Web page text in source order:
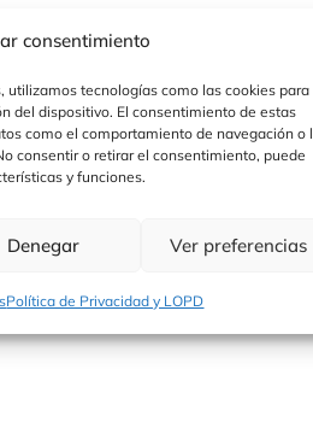
consentimiento
utilizamos tecnologías como las cookies para
del dispositivo. El consentimiento de estas
como el comportamiento de navegación o
consentir o retirar el consentimiento, puede
y funciones.
Denegar Ver preferencias
Política de Privacidad y LOPD
ideal para cualquier ocasión.
juegan.